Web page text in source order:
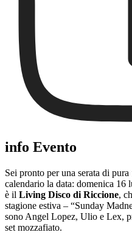
info Evento
Sei pronto per una serata di
calendario la data: domenica
è il Living Disco di Riccione,
stagione estiva – “Sunday
sono Angel Lopez, Ulio e Lex,
set mozzafiato.